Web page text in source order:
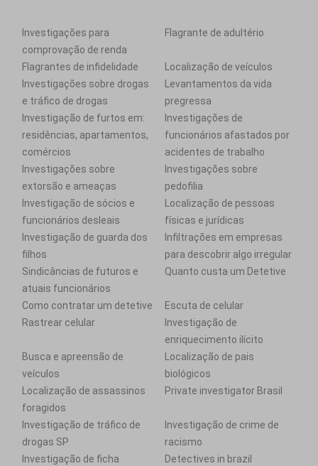
Investigações para
comprovação de renda
Flagrante de adultério
Flagrantes de infidelidade
Localização de veículos
Investigações sobre drogas
e tráfico de drogas
Levantamentos da vida
pregressa
Investigação de furtos em:
residências, apartamentos,
comércios
Investigações de
funcionários afastados por
acidentes de trabalho
Investigações sobre
extorsão e ameaças
Investigações sobre
pedofilia
Investigação de sócios e
funcionários desleais
Localização de pessoas
físicas e jurídicas
Investigação de guarda dos
filhos
Infiltrações em empresas
para descobrir algo irregular
Sindicâncias de futuros e
atuais funcionários
Quanto custa um Detetive
Como contratar um detetive
Escuta de celular
Rastrear celular
Investigação de
enriquecimento ilícito
Busca e apreensão de
veículos
Localização de pais
biológicos
Localização de assassinos
foragidos
Private investigator Brasil
Investigação de tráfico de
drogas SP
Investigação de crime de
racismo
Investigação de ficha
Detectives in brazil